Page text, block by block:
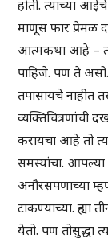
होती. त्याच्या
माणूस फार प्रेमळ
आत्मकथा आहे –
पाहिजे. पण ते
तपासायचे नाहीत
व्यक्तिचित्रणांची
करायचा आहे तो
समस्यांचा.
अनौरसपणाच्या
टाकण्याच्या. ह्या
येतो. पण तोसुद्धा